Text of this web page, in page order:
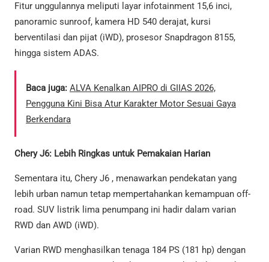
Fitur unggulannya meliputi layar infotainment 15,6 inci,
panoramic sunroof, kamera HD 540 derajat, kursi
berventilasi dan pijat (iWD), prosesor Snapdragon 8155,
hingga sistem ADAS.
Baca juga: ALVA Kenalkan AIPRO di GIIAS 2026,
Pengguna Kini Bisa Atur Karakter Motor Sesuai Gaya
Berkendara
Chery J6: Lebih Ringkas untuk Pemakaian Harian
Sementara itu, Chery J6 , menawarkan pendekatan yang
lebih urban namun tetap mempertahankan kemampuan off-
road. SUV listrik lima penumpang ini hadir dalam varian
RWD dan AWD (iWD).
Varian RWD menghasilkan tenaga 184 PS (181 hp) dengan